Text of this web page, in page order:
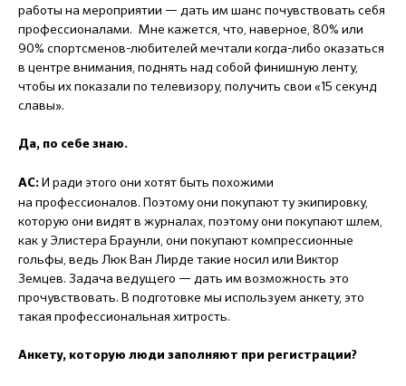
работы на мероприятии — дать им шанс почувствовать себя
профессионалами. Мне кажется, что, наверное, 80% или
90% спортсменов-любителей мечтали когда-либо оказаться
в центре внимания, поднять над собой финишную ленту,
чтобы их показали по телевизору, получить свои «15 секунд
славы».
Да, по себе знаю.
АС: И ради этого они хотят быть похожими
на профессионалов. Поэтому они покупают ту экипировку,
которую они видят в журналах, поэтому они покупают шлем,
как у Элистера Браунли, они покупают компрессионные
гольфы, ведь Люк Ван Лирде такие носил или Виктор
Земцев. Задача ведущего — дать им возможность это
прочувствовать. В подготовке мы используем анкету, это
такая профессиональная хитрость.
Анкету, которую люди заполняют при регистрации?